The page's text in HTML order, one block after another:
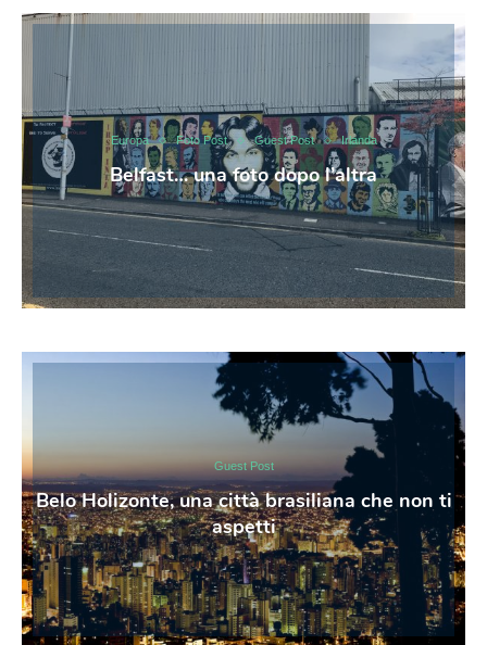
Europa Foto Post Guest Post Irlanda
Belfast… una foto dopo l’altra
Guest Post
Belo Holizonte, una città brasiliana che non ti
aspetti